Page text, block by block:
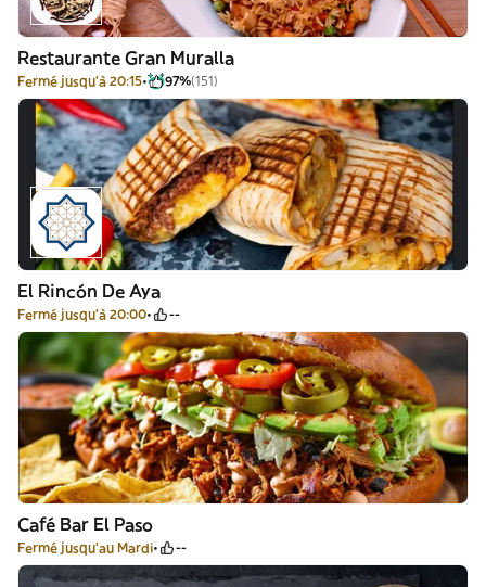
Restaurante Gran Muralla
Fermé jusqu'à 20:15 97%(151)
El Rincón De Aya
Fermé jusqu'à 20:00 --
Café Bar El Paso
Fermé jusqu'au Mardi --